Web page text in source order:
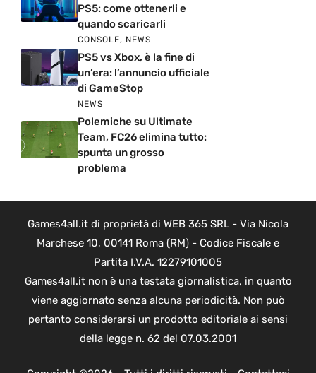
PS5: come ottenerli e
quando scaricarli
CONSOLE, NEWS
PS5 vs Xbox, è la fine di
un’era: l’annuncio ufficiale
di GameStop
NEWS
Polemiche su Ultimate
Team, FC26 elimina tutto:
spunta un grosso
problema
Games4all.it di proprietà di WEB 365 SRL - Via Nicola
Marchese 10, 00141 Roma (RM) - Codice Fiscale e
Partita I.V.A. 12279101005
Games4all.it non è una testata giornalistica, in quanto
viene aggiornato senza alcuna periodicità. Non può
pertanto considerarsi un prodotto editoriale ai sensi
della legge n. 62 del 07.03.2001